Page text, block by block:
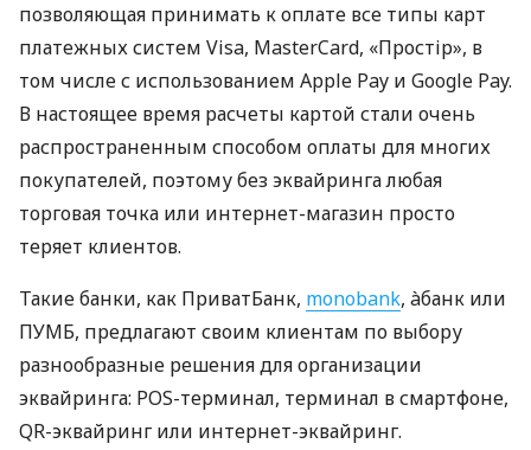
позволяющая принимать к оплате все типы карт
платежных систем Visa, MasterCard, «Простір», в
том числе с использованием Apple Pay и Google Pay.
В настоящее время расчеты картой стали очень
распространенным способом оплаты для многих
покупателей, поэтому без эквайринга любая
торговая точка или интернет-магазин просто
теряет клиентов.
Такие банки, как ПриватБанк, monobank, àбанк или
ПУМБ, предлагают своим клиентам по выбору
разнообразные решения для организации
эквайринга: POS-терминал, терминал в смартфоне,
QR-эквайринг или интернет-эквайринг.